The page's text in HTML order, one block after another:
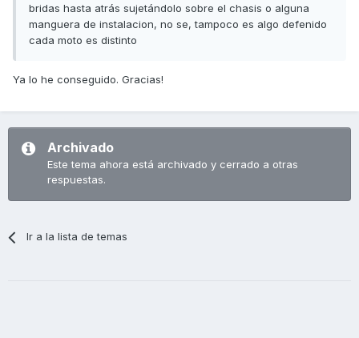
bridas hasta atrás sujetándolo sobre el chasis o alguna
manguera de instalacion, no se, tampoco es algo defenido
cada moto es distinto
Ya lo he conseguido. Gracias!
Archivado
Este tema ahora está archivado y cerrado a otras
respuestas.
Ir a la lista de temas